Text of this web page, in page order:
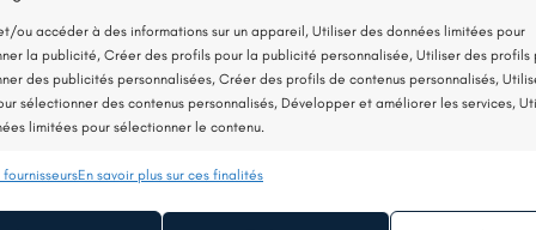
ou accéder à des informations sur un appareil, Utiliser des données limitées pour
la publicité, Créer des profils pour la publicité personnalisée, Utiliser des profils
des publicités personnalisées, Créer des profils de contenus personnalisés,
sélectionner des contenus personnalisés, Développer et améliorer les services,
limitées pour sélectionner le contenu.
fournisseursEn savoir plus sur ces finalités
très peu d’électricité : elle consomme
kWh de chaleur.
et économique
calories naturellement présentes dans l’air, et
est utilisée.
Capte les
extérieur
Chauffe
moins
chauffage